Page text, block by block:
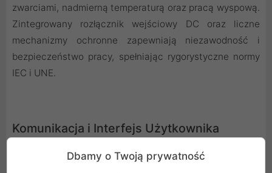
zwarciami, nadmierną temperaturą oraz pracą wyspową.
Zintegrowany rozłącznik wejściowy DC oraz liczne
mechanizmy ochronne zapewniają niezawodność i
bezpieczeństwo pracy, spełniając rygorystyczne normy
IEC i UNE.
Komunikacja i Interfejs Użytkownika
Inwerter umożliwia łatwą komunikację poprzez porty
Dbamy o Twoją prywatność